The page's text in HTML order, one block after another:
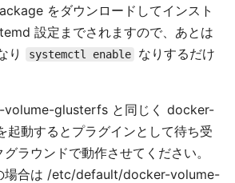
をダウンロードしてインスト
設定までされますので、あとは
り systemctl enable
なりするだけ
volume-glusterfs と同じく docker-
動するとプラグインとして待ち受
ラウンドで動作させてください。
場合は /etc/default/docker-volume-